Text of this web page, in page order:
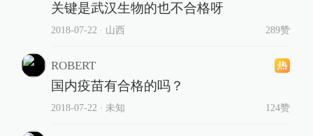
关键是武汉生物的也不合格呀
2018-07-22 ∙ 山西 289赞
ROBERT
国内疫苗有合格的吗？
2018-07-22 ∙ 未知 124赞